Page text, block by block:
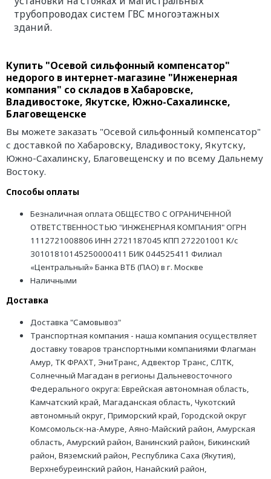
трубопроводах систем ГВС многоэтажных
зданий.
Купить "Осевой сильфонный компенсатор"
недорого в интернет-магазине "Инженерная
компания" со складов в Хабаровске,
Владивостоке, Якутске, Южно-Сахалинске,
Благовещенске
Вы можете заказать "Осевой сильфонный компенсатор"
с доставкой по Хабаровску, Владивостоку, Якутску,
Южно-Сахалинску, Благовещенску и по всему Дальнему
Востоку.
Способы оплаты
Безналичная оплата ОБЩЕСТВО С ОГРАНИЧЕННОЙ
ОТВЕТСТВЕННОСТЬЮ "ИНЖЕНЕРНАЯ КОМПАНИЯ" ОГРН
1112721008806 ИНН 2721187045 КПП 272201001 К/с
30101810145250000411 БИК 044525411 Филиал
«Центральный» Банка ВТБ (ПАО) в г. Москве
Наличными
Доставка
Доставка "Самовывоз"
Транспортная компания - наша компания осуществляет
доставку товаров транспортными компаниями Флагман
Амур, ТК ФРАХТ, ЭниТранс, Адвектор Транс, СЛТК,
Солнечный Магадан в регионы Дальневосточного
Федерального округа: Еврейская автономная область,
Камчатский край, Магаданская область, Чукотский
автономный округ, Приморский край, Городской округ
Комсомольск-на-Амуре, Аяно-Майский район, Амурская
область, Амурский район, Ванинский район, Бикинский
район, Вяземский район, Республика Саха (Якутия),
Верхнебуреинский район, Нанайский район,